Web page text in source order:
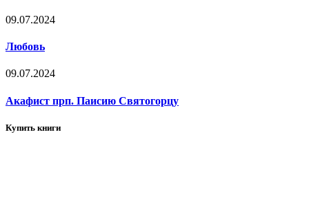
09.07.2024
Любовь
09.07.2024
Акафист прп. Паисию Святогорцу
Купить книги